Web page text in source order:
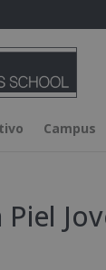
Campus